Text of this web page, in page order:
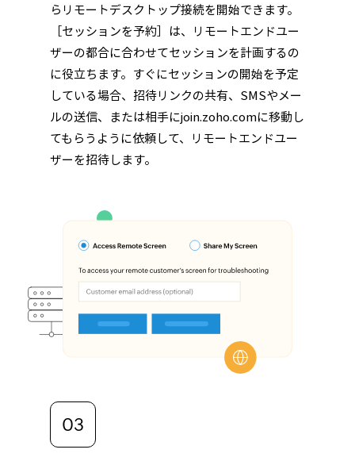
らリモートデスクトップ接続を開始できます。
［セッションを予約］は、リモートエンドユー
ザーの都合に合わせてセッションを計画するの
に役立ちます。すぐにセッションの開始を予定
している場合、招待リンクの共有、SMSやメー
ルの送信、または相手にjoin.zoho.comに移動し
てもらうように依頼して、リモートエンドユー
ザーを招待します。